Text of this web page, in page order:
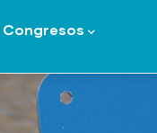
Congresos